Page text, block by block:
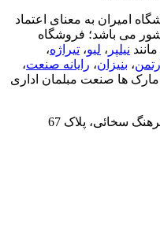
امیران به معنای اعتماد
می باشد؛ فروشگاه
نیلپر ، لیو، تیراژه،
آرتمن، بنیزان، رایانه صنعت،
ها صنعت مبلمان اداری
سخائی، پلاک 67